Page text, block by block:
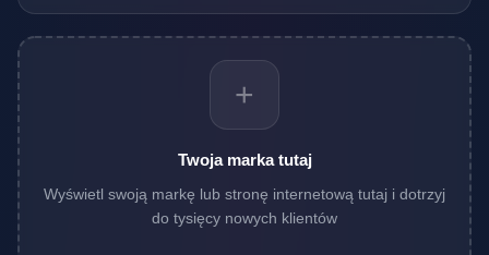
+
Twoja marka tutaj
Wyświetl swoją markę lub stronę internetową tutaj i dotrzyj
do tysięcy nowych klientów